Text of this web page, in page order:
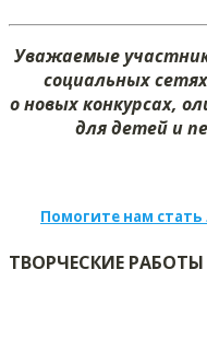
Уважаемые
социальных
о новых конкурсах,
для детей и
Помогите нам
ТВОРЧЕСКИЕ